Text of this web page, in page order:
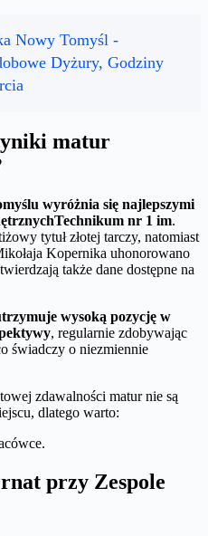
Nowy Tomyśl -
Dyżury, Godziny
matur
wyróżnia się najlepszymi
Technikum nr 1 im.
tytuł złotej tarczy, natomiast
Kopernika uhonorowano
także dane dostępne na
wysoką pozycję w
, regularnie zdobywając
świadczy o niezmiennie
zdawalności matur nie są
dlatego warto:
przy Zespole